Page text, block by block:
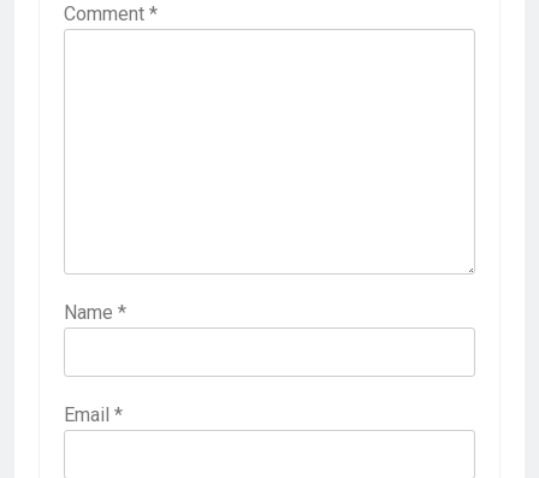
Comment *
Name *
Email *